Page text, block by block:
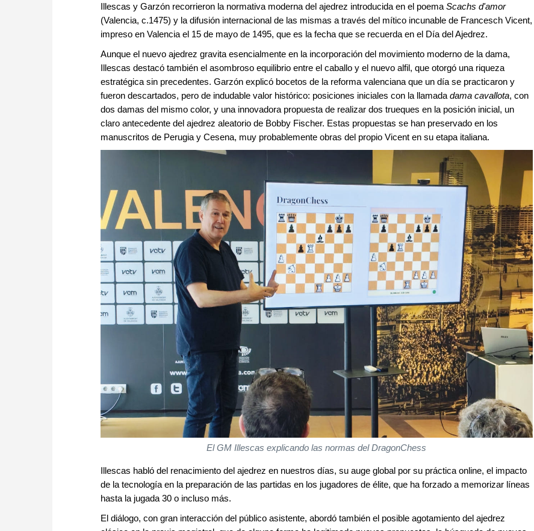
Illescas y Garzón recorrieron la normativa moderna del ajedrez introducida en el poema Scachs d'amor
(Valencia, c.1475) y la difusión internacional de las mismas a través del mítico incunable de Francesch Vicent,
impreso en Valencia el 15 de mayo de 1495, que es la fecha que se recuerda en el Día del Ajedrez.
Aunque el nuevo ajedrez gravita esencialmente en la incorporación del movimiento moderno de la dama,
Illescas destacó también el asombroso equilibrio entre el caballo y el nuevo alfil, que otorgó una riqueza
estratégica sin precedentes. Garzón explicó bocetos de la reforma valenciana que un día se practicaron y
fueron descartados, pero de indudable valor histórico: posiciones iniciales con la llamada dama cavallota, con
dos damas del mismo color, y una innovadora propuesta de realizar dos trueques en la posición inicial, un
claro antecedente del ajedrez aleatorio de Bobby Fischer. Estas propuestas se han preservado en los
manuscritos de Perugia y Cesena, muy probablemente obras del propio Vicent en su etapa italiana.
El GM Illescas explicando las normas del DragonChess
Illescas habló del renacimiento del ajedrez en nuestros días, su auge global por su práctica online, el impacto
de la tecnología en la preparación de las partidas en los jugadores de élite, que ha forzado a memorizar líneas
hasta la jugada 30 o incluso más.
El diálogo, con gran interacción del público asistente, abordó también el posible agotamiento del ajedrez